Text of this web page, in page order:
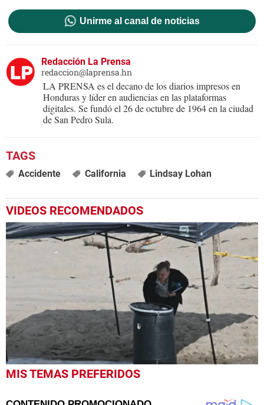
Unirme al canal de noticias
Redacción La Prensa
redaccion@laprensa.hn
LA PRENSA es el decano de los diarios impresos en
Honduras y líder en audiencias en las plataformas
digitales. Se fundó el 26 de octubre de 1964 en la ciudad
de San Pedro Sula.
Accidente California Lindsay Lohan
VIDEOS RECOMENDADOS
0
seconds
MIS TEMAS PREFERIDOS